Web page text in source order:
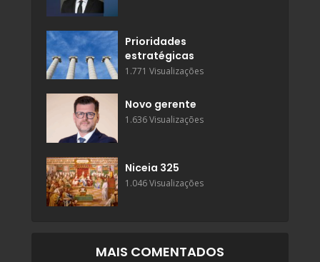
Prioridades
estratégicas
1.771 Visualizações
Novo gerente
1.636 Visualizações
Niceia 325
1.046 Visualizações
MAIS COMENTADOS